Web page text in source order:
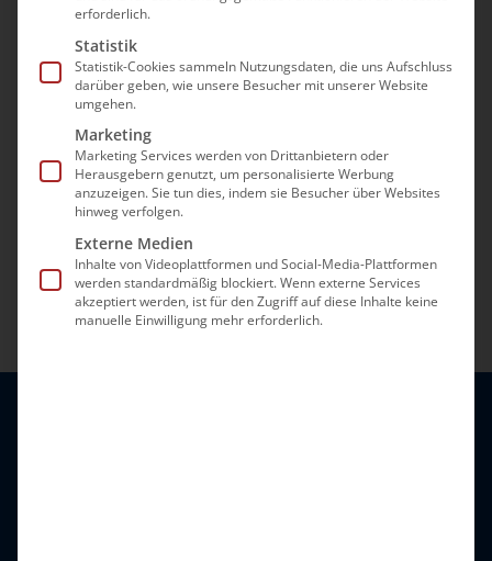
Der bad e.V. hält spezielle Publikationen für
Pflegebedürftige und deren Angehörige
bereit. Diese können nach einer individuellen
Beratung ausgehändigt werden und helfen
dabei, relevante Informationen verständlich
zu vermitteln.
erforderlich.
Statistik
Statistik-Cookies sammeln Nutzungsdaten, die uns Aufschluss
darüber geben, wie unsere Besucher mit unserer Website
umgehen.
Marketing
Marketing Services werden von Drittanbietern oder
Herausgebern genutzt, um personalisierte Werbung
anzuzeigen. Sie tun dies, indem sie Besucher über Websites
hinweg verfolgen.
Externe Medien
Inhalte von Videoplattformen und Social-Media-Plattformen
werden standardmäßig blockiert. Wenn externe Services
akzeptiert werden, ist für den Zugriff auf diese Inhalte keine
manuelle Einwilligung mehr erforderlich.